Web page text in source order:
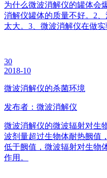
为什么微波消解仪的罐体会
消解仪罐体的质量不好。2
太大。3、微波消解仪在做
30
2018-10
微波消解仪的杀菌环境
发布者：微波消解仪
微波消解仪的微波辐射对生
波剂量超过生物体耐热阙值
低于阙值，微波辐射对生物
作用。